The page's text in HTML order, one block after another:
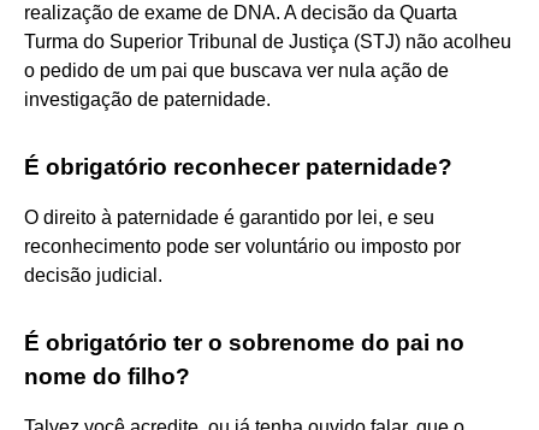
realização de exame de DNA. A decisão da Quarta
Turma do Superior Tribunal de Justiça (STJ) não acolheu
o pedido de um pai que buscava ver nula ação de
investigação de paternidade.
É obrigatório reconhecer paternidade?
O direito à paternidade é garantido por lei, e seu
reconhecimento pode ser voluntário ou imposto por
decisão judicial.
É obrigatório ter o sobrenome do pai no
nome do filho?